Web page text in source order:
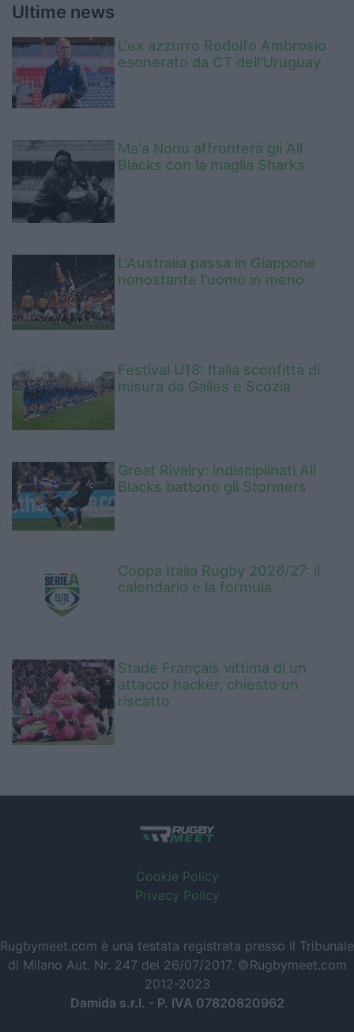
Ultime news
L'ex azzurro Rodolfo Ambrosio
esonerato da CT dell'Uruguay
Ma'a Nonu affronterà gli All
Blacks con la maglia Sharks
L'Australia passa in Giappone
nonostante l'uomo in meno
Festival U18: Italia sconfitta di
misura da Galles e Scozia
Great Rivalry: indisciplinati All
Blacks battono gli Stormers
Coppa Italia Rugby 2026/27: il
calendario e la formula
Stade Français vittima di un
attacco hacker, chiesto un
riscatto
Cookie Policy
Privacy Policy
Rugbymeet.com è una testata registrata presso il Tribunale
di Milano Aut. Nr. 247 del 26/07/2017. ©Rugbymeet.com
2012-2023
Damida s.r.l. - P. IVA 07820820962